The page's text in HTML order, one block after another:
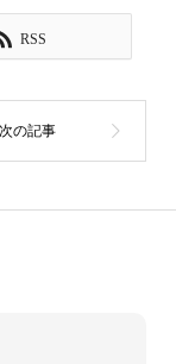
RSS